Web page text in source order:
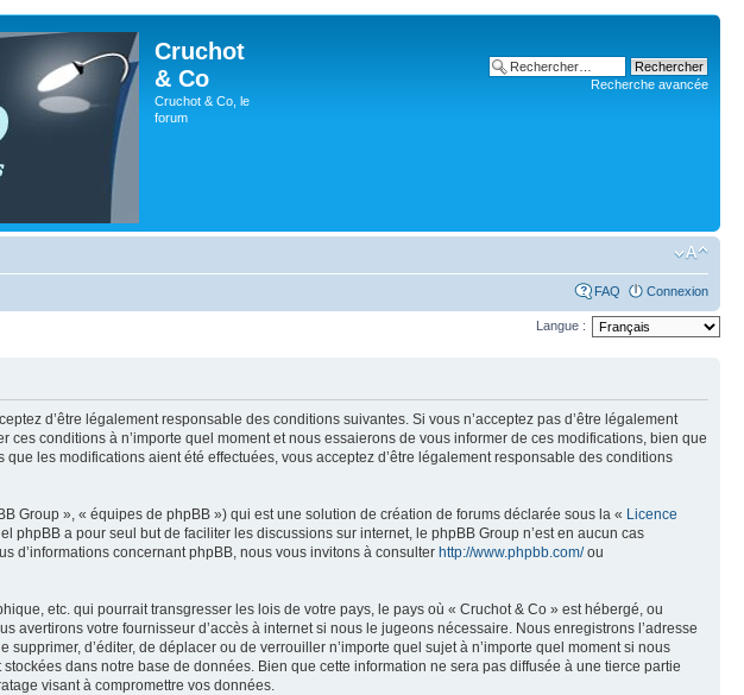
Cruchot
& Co
Cruchot & Co, le
forum
Recherche avancée
FAQ Connexion
Langue :
d’être légalement responsable des conditions suivantes. Si vous n’acceptez pas d’être légalement
conditions à n’importe quel moment et nous essaierons de vous informer de ces modifications, bien que
les modifications aient été effectuées, vous acceptez d’être légalement responsable des conditions
Group », « équipes de phpBB ») qui est une solution de création de forums déclarée sous la « Licence
phpBB a pour seul but de faciliter les discussions sur internet, le phpBB Group n’est en aucun cas
d’informations concernant phpBB, nous vous invitons à consulter http://www.phpbb.com/ou
etc. qui pourrait transgresser les lois de votre pays, le pays où « Cruchot & Co » est hébergé, ou
votre fournisseur d’accès à internet si nous le jugeons nécessaire. Nous enregistrons l’adresse
d’éditer, de déplacer ou de verrouiller n’importe quel sujet à n’importe quel moment si nous
dans notre base de données. Bien que cette information ne sera pas diffusée à une tierce partie
visant à compromettre vos données.